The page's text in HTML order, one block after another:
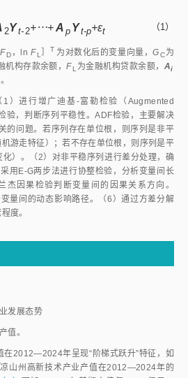
2Yt-2+⋯+A p Yt-p+εt （1）
F D ，ln F L］ T 为对数化后的变量向量，GC为
机构存款余额，F L为金融机构贷款余额， Ai
）进行增广迪基-富勒检验（Augmented
验，判断序列平稳性。ADF检验，主要解决
的问题。若序列存在单位根，则序列是非平
游走特征）；若不存在单位根，则序列是平
）。（2）对非平稳序列进行差分处理，确
用E-G两步法进行协整检验，分析变量间长
杰因果检验判断变量间的因果关系方向。
变量间的动态影响路径。（6）通过方差分解
度。
发展态势
值。
在2012—2024年呈现“阶梯式跃升”特征，如
山州高新技术产业产值在2012—2024年的